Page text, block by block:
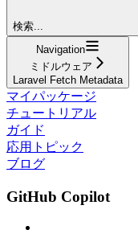
検索...
Navigation
ミドルウェア
Laravel Fetch Metadata
マイパッケージ
チュートリアル
ガイド
応用トピック
ブログ
GitHub Copilot